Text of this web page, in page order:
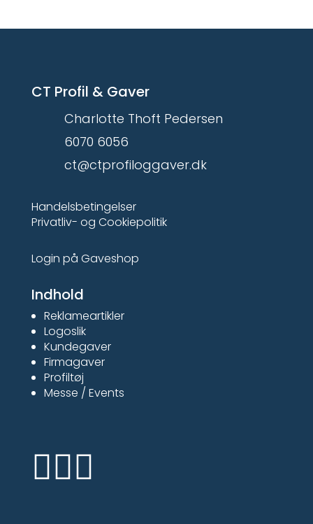
CT Profil & Gaver
Charlotte Thoft Pedersen
6070 6056
ct@ctprofiloggaver.dk
Handelsbetingelser
Privatliv- og Cookiepolitik
Login på Gaveshop
Indhold
Reklameartikler
Logoslik
Kundegaver
Firmagaver
Profiltøj
Messe / Events
